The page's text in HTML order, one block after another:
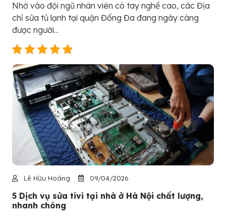
Nhờ vào đội ngũ nhân viên có tay nghề cao, các Địa
chỉ sửa tủ lạnh tại quận Đống Đa đang ngày càng
được người...
Lê Hữu Hoàng 09/04/2026
5 Dịch vụ sửa tivi tại nhà ở Hà Nội chất lượng,
nhanh chóng